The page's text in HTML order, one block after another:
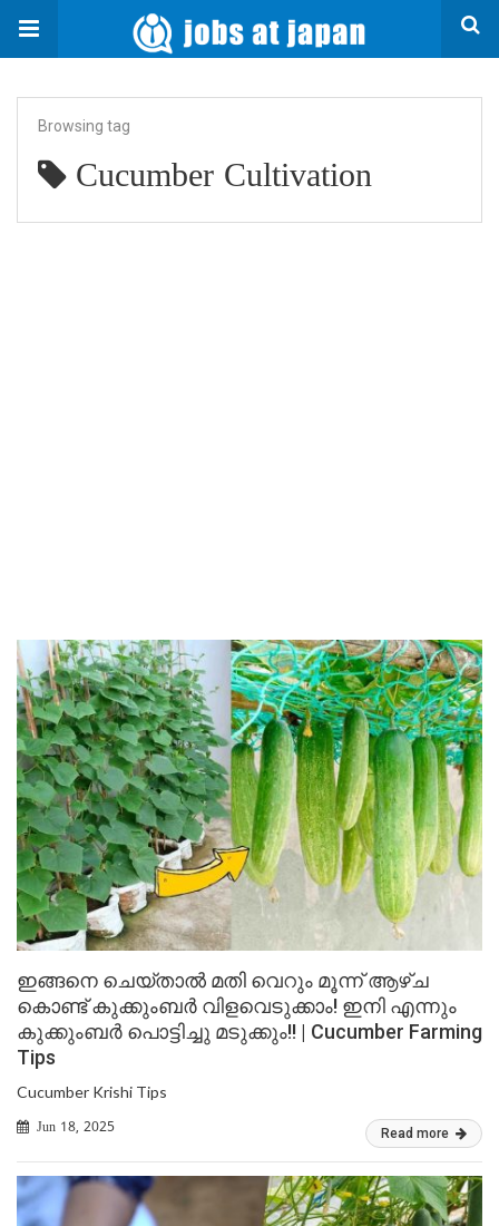
Browsing tag
Cucumber Cultivation
ഇങ്ങനെ ചെയ്താൽ മതി വെറും മൂന്ന് ആഴ്‌ച
കൊണ്ട് കുക്കുംബർ വിളവെടുക്കാം! ഇനി എന്നും
കുക്കുംബർ പൊട്ടിച്ചു മടുക്കും!! | Cucumber Farming
Tips
Cucumber Krishi Tips
Jun 18, 2025 Read more